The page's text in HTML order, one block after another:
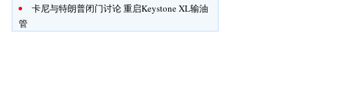
卡尼与特朗普闭门讨论 重启Keystone XL输油
管